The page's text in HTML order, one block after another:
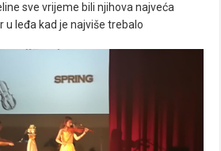
sve vrijeme bili njihova najveća
u leđa kad je najviše trebalo